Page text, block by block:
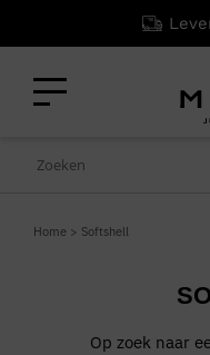
Home > Softshell
Op zoek naar